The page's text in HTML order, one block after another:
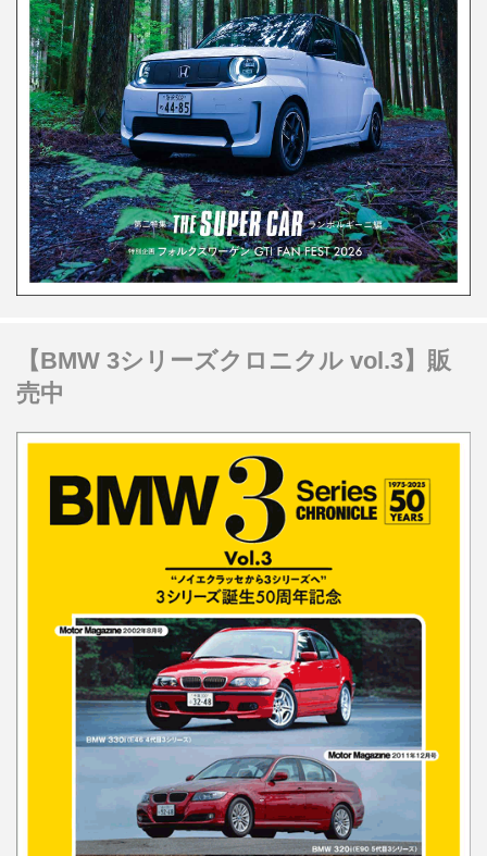
【BMW 3シリーズクロニクル vol.3】販
売中